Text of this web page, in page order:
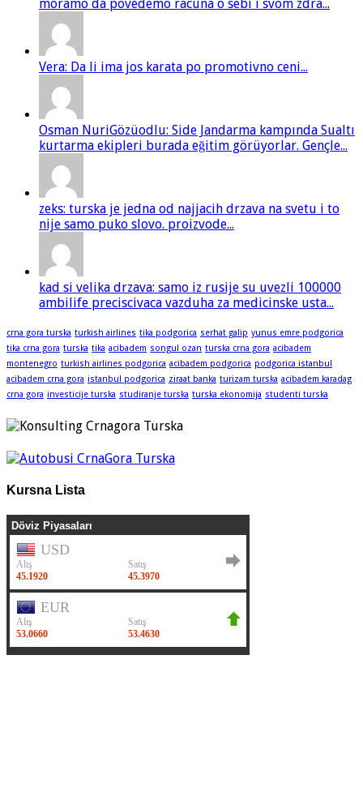
moramo da povedemo racuna o sebi i svom zdra...
Vera: Da li ima jos karata po promotivno ceni...
Osman NuriGözüodlu: Side Jandarma kampında Sualtı
kurtarma ekipleri burada eğitim görüyorlar. Gençle...
zeks: turska je jedna od najjacih drzava na svetu i to
nije samo puko slovo. proizvode...
kad si velika drzava: samo iz rusije su uvezli 100000
ambilife preciscivaca vazduha za medicinske usta...
crna gora turska turkish airlines tika podgorica serhat galip yunus emre podgorica
tika crna gora turska tika acibadem songul ozan turska crna gora acibadem
montenegro turkish airlines podgorica acibadem podgorica podgorica istanbul
acibadem crna gora istanbul podgorica ziraat banka turizam turska acibadem karadag
crna gora investicije turska studiranje turska turska ekonomija studenti turska
Kursna Lista